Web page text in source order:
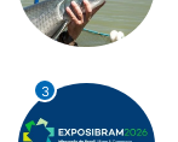
3